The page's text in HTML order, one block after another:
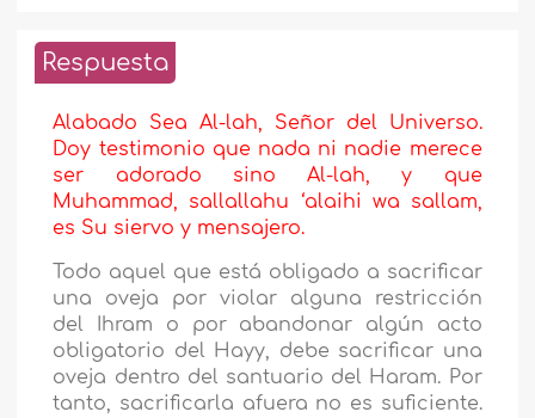
Respuesta
Alabado Sea Al-lah, Señor del Universo.
Doy testimonio que nada ni nadie merece
ser adorado sino Al-lah, y que
Muhammad, sallallahu ‘alaihi wa sallam,
es Su siervo y mensajero.
Todo aquel que está obligado a sacrificar
una oveja por violar alguna restricción
del Ihram o por abandonar algún acto
obligatorio del Hayy, debe sacrificar una
oveja dentro del santuario del Haram. Por
tanto, sacrificarla afuera no es suficiente.